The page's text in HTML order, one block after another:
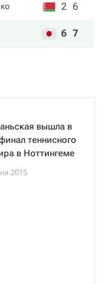
2 6
6 7
вышла в
теннисного
в Ноттингеме
2015